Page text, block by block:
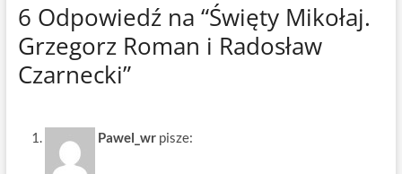
6 Odpowiedź na “Święty Mikołaj.
Grzegorz Roman i Radosław
Czarnecki”
Pawel_wr pisze: